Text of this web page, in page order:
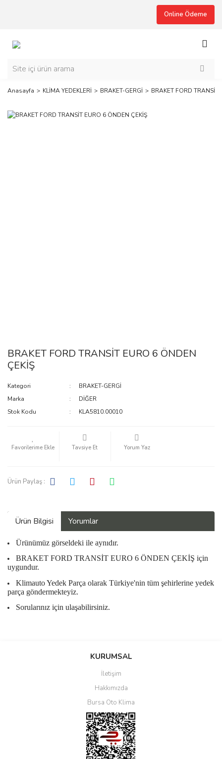
Online Ödeme
Anasayfa KLİMA YEDEKLERİ BRAKET-GERGİ BRAKET FORD TRANSİT
BRAKET FORD TRANSİT EURO 6 ÖNDEN
ÇEKİŞ
Kategori
BRAKET-GERGİ
Marka
DİĞER
Stok Kodu
KLA5810.00010
Tavsiye Et Yorum Yaz
Ürün Paylaş :
Ürün Bilgisi Yorumlar
Ürünümüz görseldeki ile aynıdır.
BRAKET FORD TRANSİT EURO 6 ÖNDEN ÇEKİŞ için
uygundur.
Klimauto Yedek Parça olarak Türkiye'nin tüm şehirlerine yedek
parça göndermekteyiz.
Sorularınız için ulaşabilirsiniz.
Bu ürüne ilk yorumu siz yapın!
Yorum Yaz
KURUMSAL
İletişim
Hakkımızda
Bursa Oto Klima